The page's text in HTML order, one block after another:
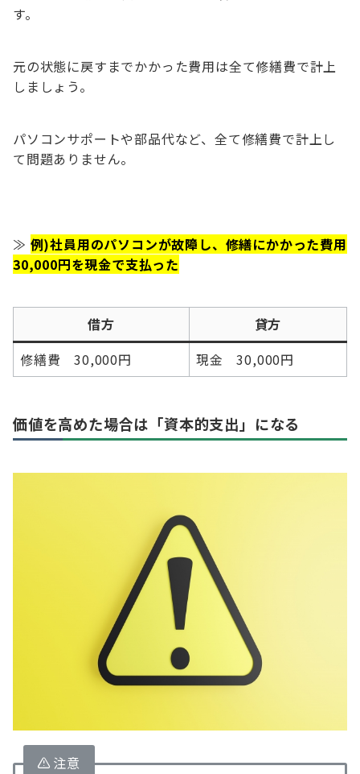
す。
元の状態に戻すまでかかった費用は全て修繕費で計上
しましょう。
パソコンサポートや部品代など、全て修繕費で計上し
て問題ありません。
≫ 例)社員用のパソコンが故障し、修繕にかかった費用
30,000円を現金で支払った
借方
貸方
修繕費 30,000円
現金 30,000円
価値を高めた場合は「資本的支出」になる
注意